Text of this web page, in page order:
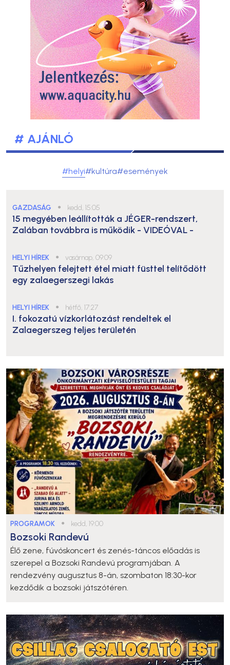
# AJÁNLÓ
#helyi#kultúra#események
GAZDASÁG ● kedd, 15:05
15 megyében leállították a JÉGER-rendszert,
Zalában továbbra is működik - VIDEÓVAL -
HELYI HÍREK ● vasárnap, 09:09
Tűzhelyen felejtett étel miatt füsttel telítődött
egy zalaegerszegi lakás
HELYI HÍREK ● hétfő, 17:27
I. fokozatú vízkorlátozást rendeltek el
Zalaegerszeg teljes területén
PROGRAMOK ● kedd, 19:00
Bozsoki Randevú
Élő zene, fúvóskoncert és zenés-táncos előadás is
szerepel a Bozsoki Randevú programjában. A
rendezvény augusztus 8-án, szombaton 18:30-kor
kezdődik a bozsoki játszótéren.